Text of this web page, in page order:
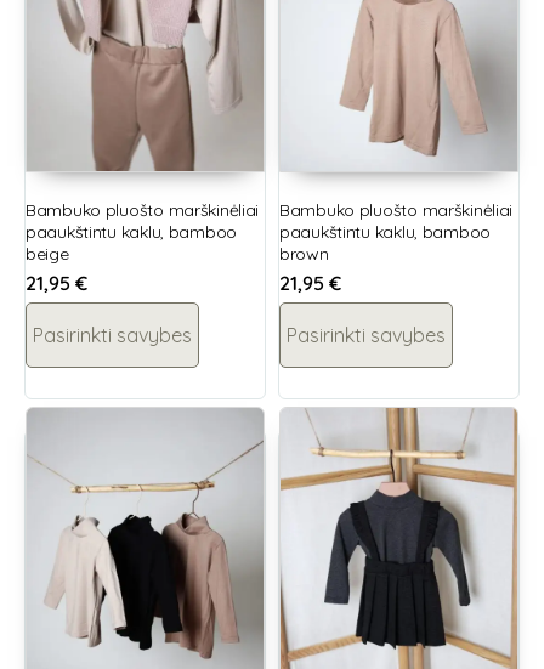
Bambuko pluošto marškinėliai
paaukštintu kaklu, bamboo
beige
21,95 €
Pasirinkti savybes
Bambuko pluošto marškinėliai
paaukštintu kaklu, bamboo
brown
21,95 €
Pasirinkti savybes